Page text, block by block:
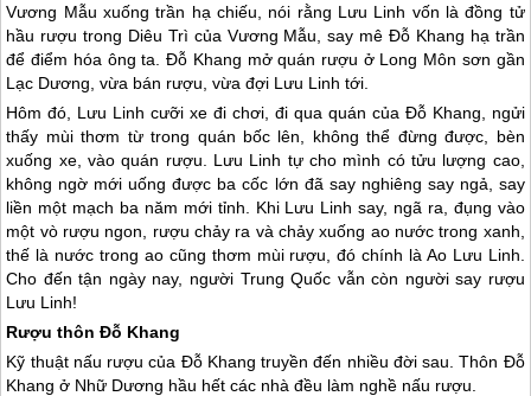
Vương Mẫu xuống trần hạ chiếu, nói rằng Lưu Linh vốn là đồng tử
hầu rượu trong Diêu Trì của Vương Mẫu, say mê Đỗ Khang hạ trần
để điểm hóa ông ta. Đỗ Khang mở quán rượu ở Long Môn sơn gần
Lạc Dương, vừa bán rượu, vừa đợi Lưu Linh tới.
Hôm đó, Lưu Linh cưỡi xe đi chơi, đi qua quán của Đỗ Khang, ngửi
thấy mùi thơm từ trong quán bốc lên, không thể đừng được, bèn
xuống xe, vào quán rượu. Lưu Linh tự cho mình có tửu lượng cao,
không ngờ mới uống được ba cốc lớn đã say nghiêng say ngả, say
liền một mạch ba năm mới tỉnh. Khi Lưu Linh say, ngã ra, đụng vào
một vò rượu ngon, rượu chảy ra và chảy xuống ao nước trong xanh,
thế là nước trong ao cũng thơm mùi rượu, đó chính là Ao Lưu Linh.
Cho đến tận ngày nay, người Trung Quốc vẫn còn người say rượu
Lưu Linh!
Rượu thôn Đỗ Khang
Kỹ thuật nấu rượu của Đỗ Khang truyền đến nhiều đời sau. Thôn Đỗ
Khang ở Nhữ Dương hầu hết các nhà đều làm nghề nấu rượu.